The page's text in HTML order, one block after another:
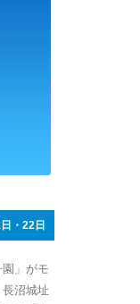
・22日
園」がモ
沼城址